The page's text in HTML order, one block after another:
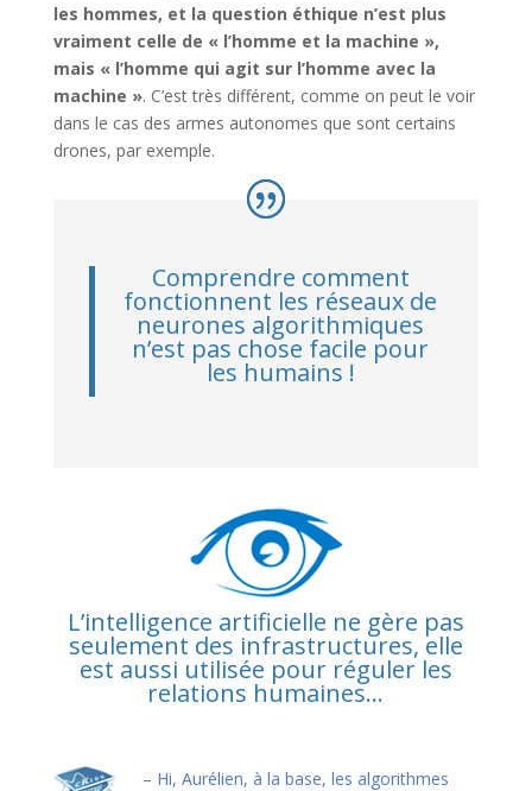
les hommes, et la question éthique n’est plus
vraiment celle de « l’homme et la machine »,
mais « l’homme qui agit sur l’homme avec la
machine ». C’est très différent, comme on peut le voir
dans le cas des armes autonomes que sont certains
drones, par exemple.
Comprendre comment
fonctionnent les réseaux de
neurones algorithmiques
n’est pas chose facile pour
les humains !
L’intelligence artificielle ne gère pas
seulement des infrastructures, elle
est aussi utilisée pour réguler les
relations humaines…
– Hi, Aurélien, à la base, les algorithmes